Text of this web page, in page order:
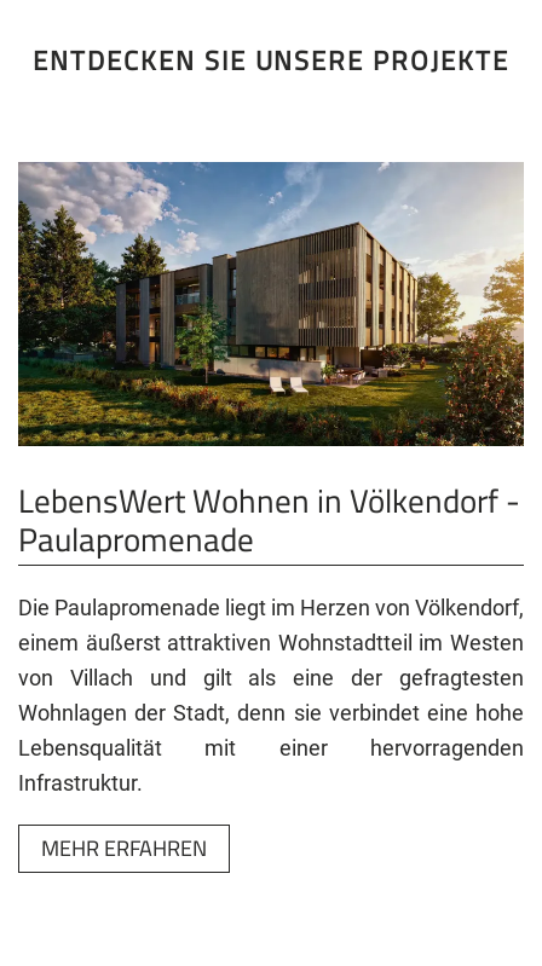
ENTDECKEN SIE UNSERE PROJEKTE
LebensWert Wohnen in Völkendorf -
Paulapromenade
Die Paulapromenade liegt im Herzen von Völkendorf,
einem äußerst attraktiven Wohnstadtteil im Westen
von Villach und gilt als eine der gefragtesten
Wohnlagen der Stadt, denn sie verbindet eine hohe
Lebensqualität mit einer hervorragenden
Infrastruktur.
MEHR ERFAHREN